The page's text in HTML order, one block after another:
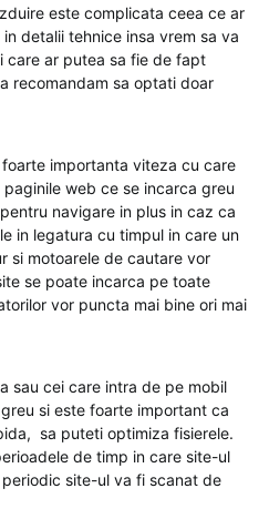
este complicata ceea ce ar
detalii tehnice insa vrem sa va
care ar putea sa fie de fapt
recomandam sa optati doar
importanta viteza cu care
web ce se incarca greu
navigare in plus in caz ca
in legatura cu timpul in care un
si motoarele de cautare vor
se poate incarca pe toate
vor puncta mai bine ori mai
sau cei care intra de pe mobil
si este foarte important ca
sa puteti optimiza fisierele.
de timp in care site-ul
site-ul va fi scanat de